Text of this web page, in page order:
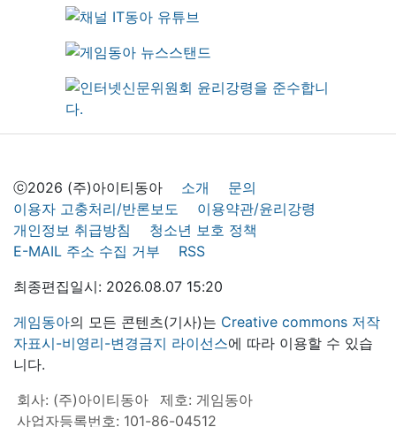
ⓒ2026 (주)아이티동아 소개
문의
이용자 고충처리/반론보도
이용약관/윤리강령
개인정보 취급방침
청소년 보호 정책
E-MAIL 주소 수집 거부
RSS
최종편집일시: 2026.08.07 15:20
게임동아의 모든 콘텐츠(기사)는 Creative commons 저작
자표시-비영리-변경금지 라이선스에 따라 이용할 수 있습
니다.
회사: (주)아이티동아
제호: 게임동아
사업자등록번호: 101-86-04512